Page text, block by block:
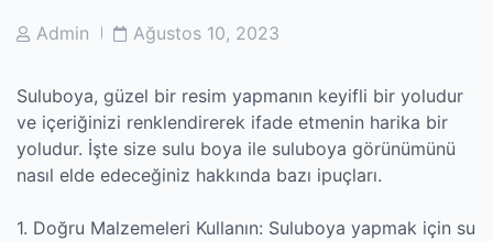
PostAdmin
PostAğustos 10, 2023
Suluboya, güzel bir resim yapmanın keyifli bir yoludur
ve içeriğinizi renklendirerek ifade etmenin harika bir
yoludur. İşte size sulu boya ile suluboya görünümünü
nasıl elde edeceğiniz hakkında bazı ipuçları.
1. Doğru Malzemeleri Kullanın: Suluboya yapmak için su